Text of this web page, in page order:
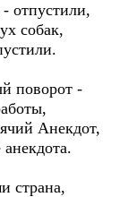
отпустили,
собак,
поворот -
Анекдот,
страна,